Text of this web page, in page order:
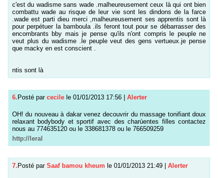
c'est du wadisme sans wade .malheureusement ceux là qui ont bien
combattu wade au risque de leur vie sont les dindons de la farce
.wade est parti dieu merci ,malheureusement ses apprentis sont là
pour perpétuer la bamboula .ils feront tout pour se débarrasser des
encombrants bby mais je pense qu'ils n'ont compris le peuple ne
veut plus du wadisme .le peuple veut des gens vertueux.je pense
que macky en est conscient .
ntis sont là
6. Posté par cecile le 01/01/2013 17:56 Alerter
OH! du nouveau à dakar venez decouvrir du massage tonifiant doux
relaxant bodybody et sportif avec des charùentes filles contactez
nous au 774635120 ou le 338681378 ou le 766509259
http://leral
7.Posté par Saaf bamou kheum le 01/01/2013 21:49 | Alerter